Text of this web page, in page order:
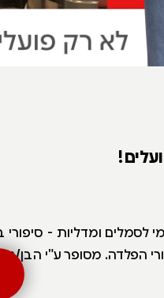
ירושלמי לסמלים ומדליות -
הפלדה. מסופר ע"י הבן/